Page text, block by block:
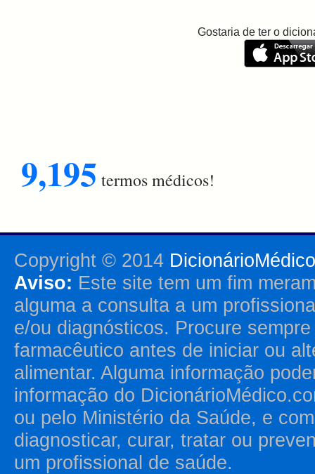
Gostaria de ter o
9,195 termos médicos!
Copyright © 2014
Aviso: Este site tem um fim
alguma a consulta a um
e/ou diagnósticos. Procure
farmacêutico antes de iniciar ou
alimentar. Alguma informação
informação do
ou pelo Ministério da Saúde, e
diagnosticar, curar, tratar ou
um profissional de saúde.